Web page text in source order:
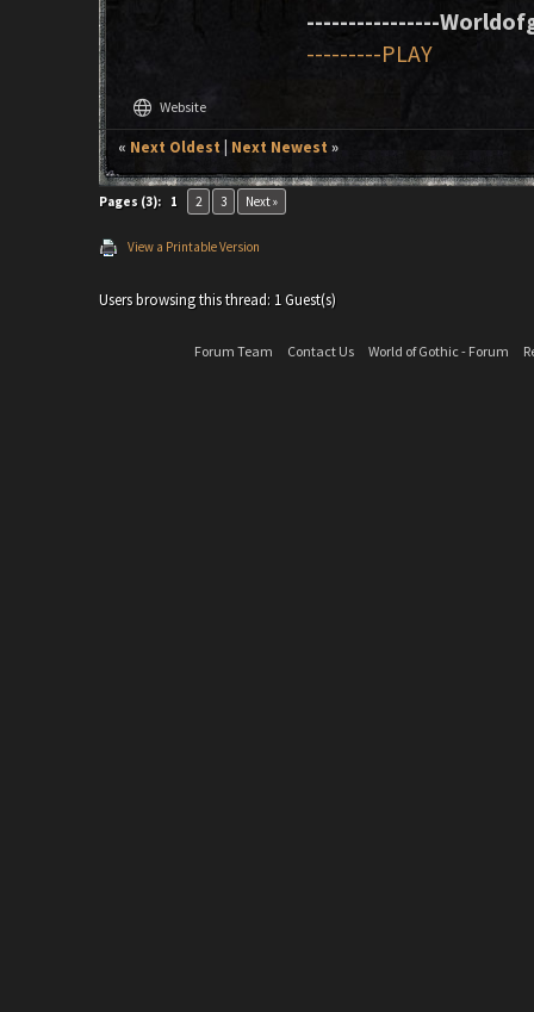
----------------
---------PLAY
language Website
« Next Oldest Next Newest »
Pages (3): 1 2 3 Next »
View a Printable Version
Users browsing this thread: 1 Guest(s)
Forum Team Contact Us World of Gothic - Forum